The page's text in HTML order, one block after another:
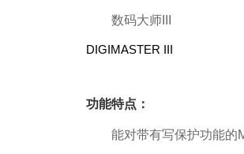
数码大师III
DIGIMASTER III
功能特点：
能对带有写保护功能的